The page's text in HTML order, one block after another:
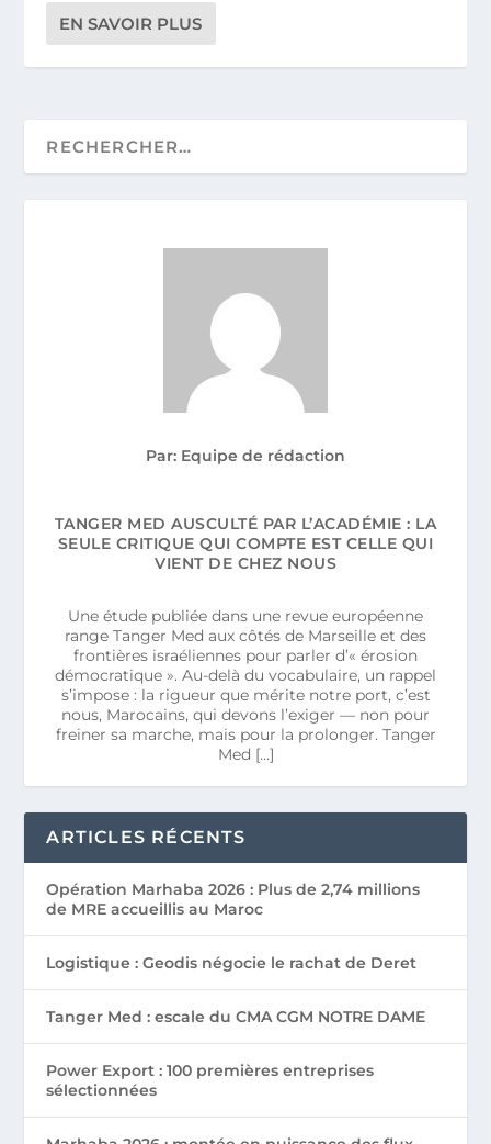
EN SAVOIR PLUS
Par: Equipe de rédaction
TANGER MED AUSCULTÉ PAR L’ACADÉMIE : LA
SEULE CRITIQUE QUI COMPTE EST CELLE QUI
VIENT DE CHEZ NOUS
Une étude publiée dans une revue européenne
range Tanger Med aux côtés de Marseille et des
frontières israéliennes pour parler d’« érosion
démocratique ». Au-delà du vocabulaire, un rappel
s’impose : la rigueur que mérite notre port, c’est
nous, Marocains, qui devons l’exiger — non pour
freiner sa marche, mais pour la prolonger. Tanger
Med […]
ARTICLES RÉCENTS
Opération Marhaba 2026 : Plus de 2,74 millions
de MRE accueillis au Maroc
Logistique : Geodis négocie le rachat de Deret
Tanger Med : escale du CMA CGM NOTRE DAME
Power Export : 100 premières entreprises
sélectionnées